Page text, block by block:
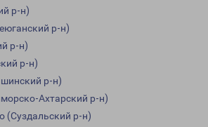
р-н)
р-н)
р-н)
р-н)
р-н)
Ахтарский р-н)
(Суздальский р-н)